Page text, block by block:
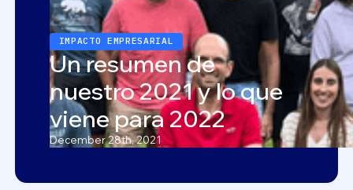
IMPACTO EMPRESARIAL
Un resumen de
nuestro 2021 y lo que
viene para 2022
December 28th, 2021